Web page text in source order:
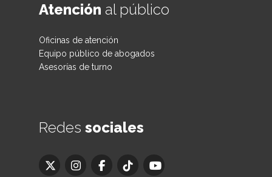
Atención al público
Oficinas de atención
Equipo público de abogados
Asesorías de turno
Redes sociales